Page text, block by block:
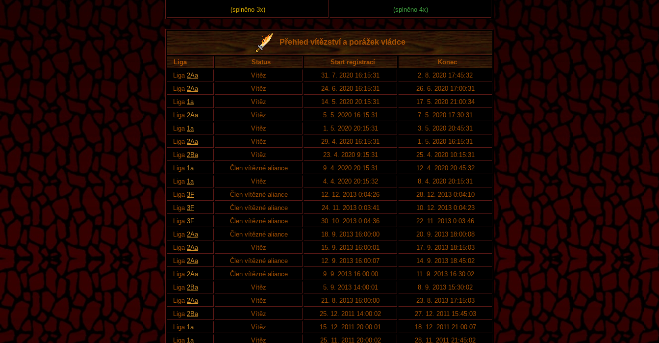
(splněno 3x) (splněno 4x)
Přehled vítězství a porážek vládce
Liga Status Start registrací
Konec
Liga 2Aa Vítěz 31. 7. 2020 16:15:31
2. 8. 2020 17:45:32
Liga 2Aa Vítěz 24. 6. 2020 16:15:31
26. 6. 2020 17:00:31
Liga 1a Vítěz 14. 5. 2020 20:15:31
17. 5. 2020 21:00:34
Liga 2Aa Vítěz 5. 5. 2020 16:15:31
7. 5. 2020 17:30:31
Liga 1a Vítěz 1. 5. 2020 20:15:31
3. 5. 2020 20:45:31
Liga 2Aa Vítěz 29. 4. 2020 16:15:31
1. 5. 2020 16:15:31
Liga 2Ba Vítěz 23. 4. 2020 9:15:31
25. 4. 2020 10:15:31
Liga 1a Člen vítězné aliance 9. 4. 2020 20:15:31
12. 4. 2020 20:45:32
Liga 1a Vítěz 4. 4. 2020 20:15:32
8. 4. 2020 20:15:31
Liga 3F Člen vítězné aliance 12. 12. 2013 0:04:26
28. 12. 2013 0:04:10
Liga 3F Člen vítězné aliance 24. 11. 2013 0:03:41
10. 12. 2013 0:04:23
Liga 3F Člen vítězné aliance 30. 10. 2013 0:04:36
22. 11. 2013 0:03:46
Liga 2Aa Člen vítězné aliance 18. 9. 2013 16:00:00
20. 9. 2013 18:00:08
Liga 2Aa Vítěz 15. 9. 2013 16:00:01
17. 9. 2013 18:15:03
Liga 2Aa Člen vítězné aliance 12. 9. 2013 16:00:07
14. 9. 2013 18:45:02
Liga 2Aa Člen vítězné aliance 9. 9. 2013 16:00:00
11. 9. 2013 16:30:02
Liga 2Ba Vítěz 5. 9. 2013 14:00:01
8. 9. 2013 15:30:02
Liga 2Aa Vítěz 21. 8. 2013 16:00:00
23. 8. 2013 17:15:03
Liga 2Ba Vítěz 25. 12. 2011 14:00:02
27. 12. 2011 15:45:03
Liga 1a Vítěz 15. 12. 2011 20:00:01
18. 12. 2011 21:00:07
Liga 1a Vítěz 25. 11. 2011 20:00:02
28. 11. 2011 21:45:02